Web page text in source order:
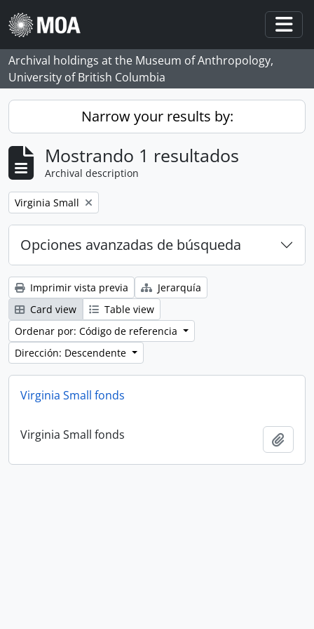
Skip to main content
Archival holdings at the Museum of Anthropology,
University of British Columbia
Narrow your results by:
Mostrando 1 resultados
Archival description
Remove filter:
Virginia Small
Opciones avanzadas de búsqueda
Imprimir vista previa
Jerarquía
Card view
Table view
Ordenar por: Código de referencia
Dirección: Descendente
Virginia Small fonds
Virginia Small fonds